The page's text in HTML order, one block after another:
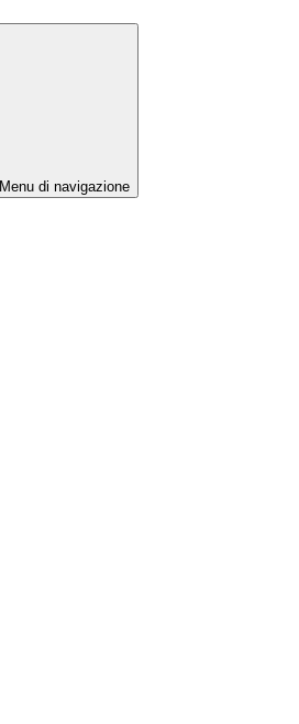
Menu di navigazione